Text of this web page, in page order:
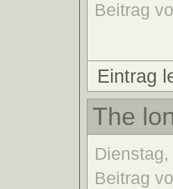
Beitrag
Eintrag
The
Beitrag